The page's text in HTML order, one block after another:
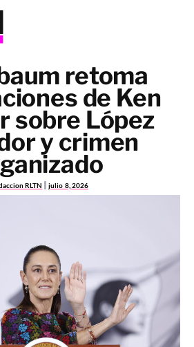
retoma
de Ken
sobre López
y crimen
RLTN julio 8, 2026